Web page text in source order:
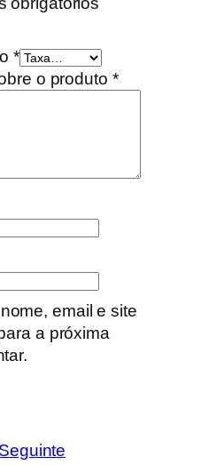
*
o produto *
email e site
a próxima
Seguinte